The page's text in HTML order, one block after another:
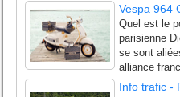
Vespa 964
Quel est le
parisienne
se sont
alliance
Info trafic -